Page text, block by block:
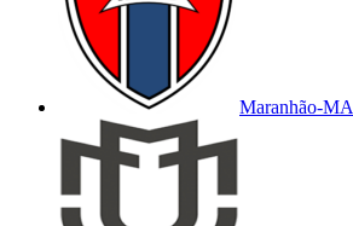
Maranhão-MA